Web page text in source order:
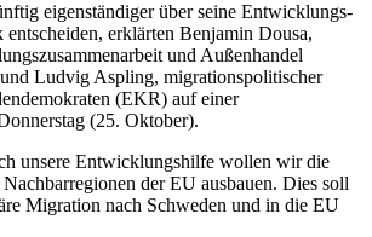
eigenständiger über seine Entwicklungs-
erklärten Benjamin Dousa,
und Außenhandel
Ludvig Aspling, migrationspolitischer
(EKR) auf einer
(25. Oktober).
unsere Entwicklungshilfe wollen wir die
der EU ausbauen. Dies soll
Migration nach Schweden und in die EU